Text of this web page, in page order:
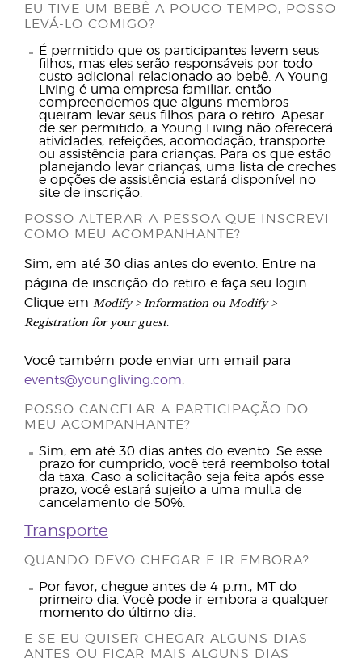
EU TIVE UM BEBÊ A POUCO TEMPO, POSSO
LEVÁ-LO COMIGO?
É permitido que os participantes levem seus
filhos, mas eles serão responsáveis por todo
custo adicional relacionado ao bebê. A Young
Living é uma empresa familiar, então
compreendemos que alguns membros
queiram levar seus filhos para o retiro. Apesar
de ser permitido, a Young Living não oferecerá
atividades, refeições, acomodação, transporte
ou assistência para crianças. Para os que estão
planejando levar crianças, uma lista de creches
e opções de assistência estará disponível no
site de inscrição.
POSSO ALTERAR A PESSOA QUE INSCREVI
COMO MEU ACOMPANHANTE?
Sim, em até 30 dias antes do evento. Entre na
página de inscrição do retiro e faça seu login.
Clique em Modify > Information ou Modify >
Registration for your guest.
Você também pode enviar um email para
events@youngliving.com
POSSO CANCELAR A PARTICIPAÇÃO DO
MEU ACOMPANHANTE?
Sim, em até 30 dias antes do evento. Se esse
prazo for cumprido, você terá reembolso total
da taxa. Caso a solicitação seja feita após esse
prazo, você estará sujeito a uma multa de
cancelamento de 50%.
Transporte
QUANDO DEVO CHEGAR E IR EMBORA?
Por favor, chegue antes de 4 p.m., MT do
primeiro dia. Você pode ir embora a qualquer
momento do último dia.
E SE EU QUISER CHEGAR ALGUNS DIAS
ANTES OU FICAR MAIS ALGUNS DIAS